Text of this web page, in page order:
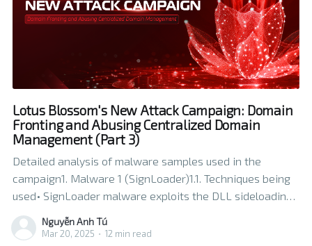
Lotus Blossom's New Attack Campaign: Domain
Fronting and Abusing Centralized Domain
Management (Part 3)
Detailed analysis of malware samples used in the
campaign1. Malware 1 (SignLoader)1.1. Techniques being
used• SignLoader malware exploits the DLL sideloading
technique to execute the malicious payload. Using a
legitimate binary called EPHost.Integrity.exe which is a
Nguyễn Anh Tú
Mar 20, 2025 • 12 min read